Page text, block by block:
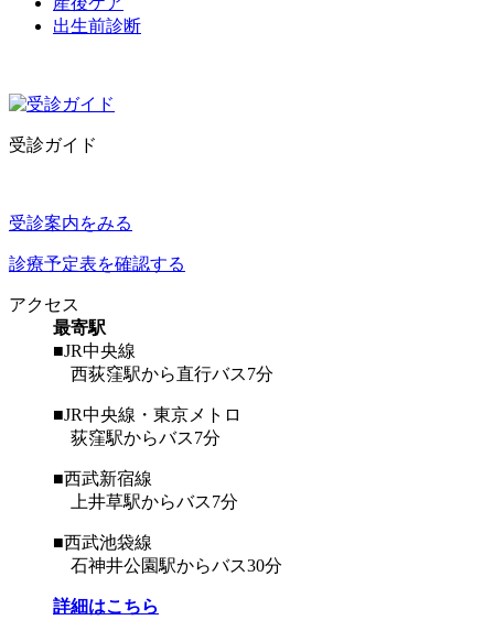
出生前診断
受診ガイド
受診案内をみる
診療予定表を確認する
アクセス
最寄駅
■JR中央線
西荻窪駅から直行バス7分
■JR中央線・東京メトロ
荻窪駅からバス7分
■西武新宿線
上井草駅からバス7分
■西武池袋線
石神井公園駅からバス30分
詳細はこちら